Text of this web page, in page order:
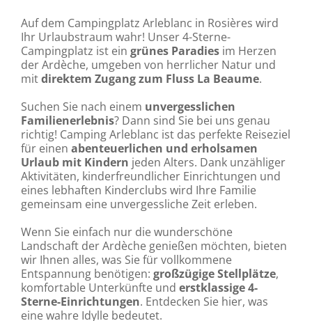
Auf dem Campingplatz Arleblanc in Rosières wird
Ihr Urlaubstraum wahr! Unser 4-Sterne-
Campingplatz ist ein grünes Paradiesim Herzen
der Ardèche, umgeben von herrlicher Natur und
mitdirektem Zugang zum Fluss La Beaume.
Suchen Sie nach einem unvergesslichen
Familienerlebnis? Dann sind Sie bei uns genau
richtig! Camping Arleblanc ist das perfekte Reiseziel
für einen abenteuerlichen und erholsamen
Urlaub mit Kindern jeden Alters. Dank unzähliger
Aktivitäten, kinderfreundlicher Einrichtungen und
eines lebhaften Kinderclubs wird Ihre Familie
gemeinsam eine unvergessliche Zeit erleben.
Wenn Sie einfach nur die wunderschöne
Landschaft der Ardèche genießen möchten, bieten
wir Ihnen alles, was Sie für vollkommene
Entspannung benötigen: großzügige Stellplätze,
komfortable Unterkünfte und erstklassige 4-
Sterne-Einrichtungen. Entdecken Sie hier, was
eine wahre Idylle bedeutet.